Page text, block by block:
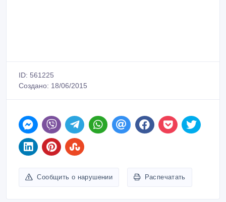
ID: 561225
Создано: 18/06/2015
Сообщить о нарушении Распечатать